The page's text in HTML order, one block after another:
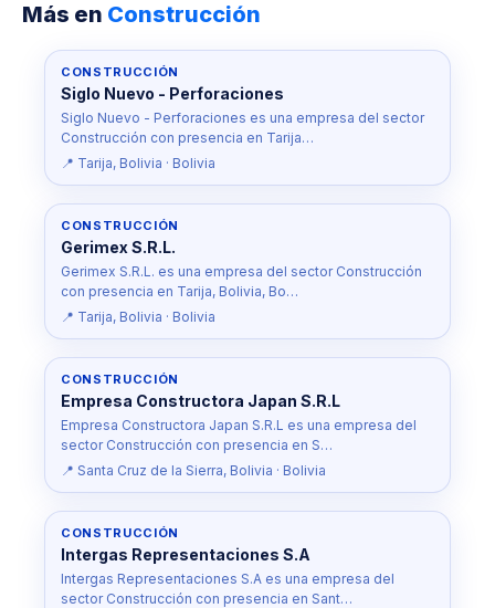
Más en Construcción
CONSTRUCCIÓN
Siglo Nuevo - Perforaciones
Siglo Nuevo - Perforaciones es una empresa del sector
Construcción con presencia en Tarija…
📍 Tarija, Bolivia · Bolivia
CONSTRUCCIÓN
Gerimex S.R.L.
Gerimex S.R.L. es una empresa del sector Construcción
con presencia en Tarija, Bolivia, Bo…
📍 Tarija, Bolivia · Bolivia
CONSTRUCCIÓN
Empresa Constructora Japan S.R.L
Empresa Constructora Japan S.R.L es una empresa del
sector Construcción con presencia en S…
📍 Santa Cruz de la Sierra, Bolivia · Bolivia
CONSTRUCCIÓN
Intergas Representaciones S.A
Intergas Representaciones S.A es una empresa del
sector Construcción con presencia en Sant…